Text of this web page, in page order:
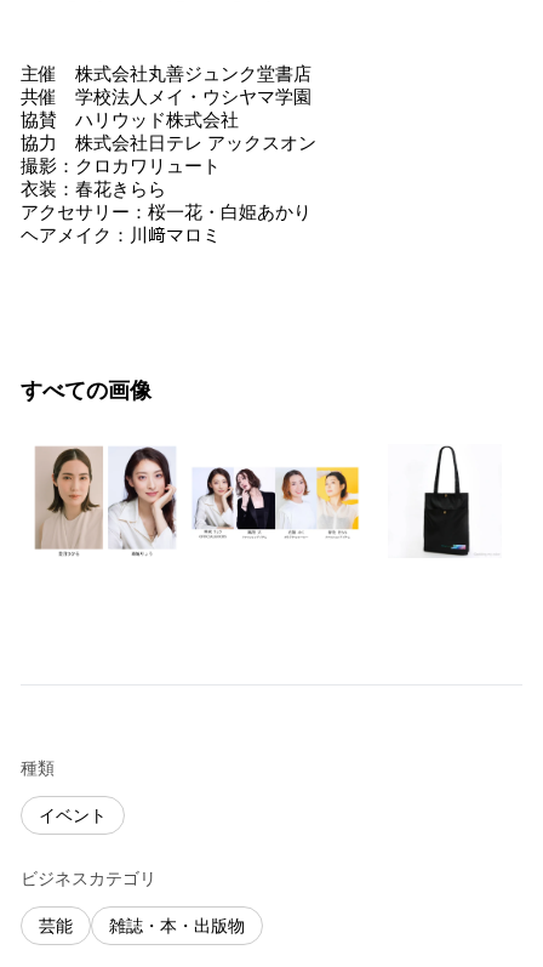
主催 株式会社丸善ジュンク堂書店
共催 学校法人メイ・ウシヤマ学園
協賛 ハリウッド株式会社
協力 株式会社日テレ アックスオン
撮影：クロカワリュート
衣装：春花きらら
アクセサリー：桜一花・白姫あかり
ヘアメイク：川﨑マロミ
すべての画像
種類
イベント
ビジネスカテゴリ
芸能 雑誌・本・出版物